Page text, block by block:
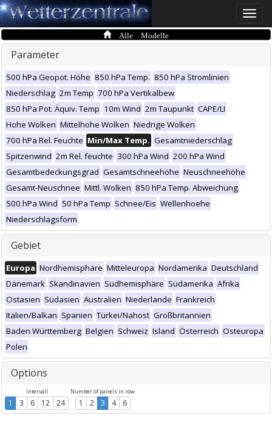
Toggle
Alle Modelle
Parameter
500 hPa Geopot. Höhe 850 hPa Temp. 850 hPa Stromlinien
Niederschlag 2m Temp 700 hPa Vertikalbew
850 hPa Pot. Äquiv. Temp 10m Wind 2m Taupunkt CAPE/LI
Hohe Wolken Mittelhohe Wolken Niedrige Wolken
700 hPa Rel. Feuchte Min/Max Temp. Gesamtniederschlag
Spitzenwind 2m Rel. feuchte 300 hPa Wind 200 hPa Wind
Gesamtbedeckungsgrad Gesamtschneehöhe Neuschneehöhe
Gesamt-Neuschnee Mittl. Wolken 850 hPa Temp. Abweichung
500 hPa Wind 50 hPa Temp Schnee/Eis Wellenhoehe
Niederschlagsform
Gebiet
Europa Nordhemisphäre Mitteleuropa Nordamerika Deutschland
Dänemark Skandinavien Südhemisphäre Südamerika Afrika
Ostasien Südasien Australien Niederlande Frankreich
Italien/Balkan Spanien Türkei/Nahost Großbritannien
Baden Württemberg Belgien Schweiz Island Österreich Osteuropa
Polen
Options
Intervall
1 3 6 12 24
Number of panels in row
1 2 3 4 6